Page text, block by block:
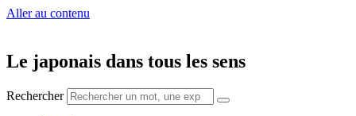
Aller au contenu
Le japonais dans tous les sens
Rechercher